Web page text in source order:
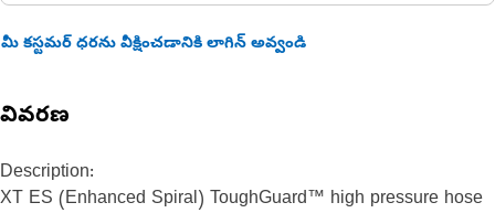
మీ కస్టమర్ ధరను వీక్షించడానికి లాగిన్ అవ్వండి
వివరణ
Description:
XT ES (Enhanced Spiral) ToughGuard™ high pressure hose